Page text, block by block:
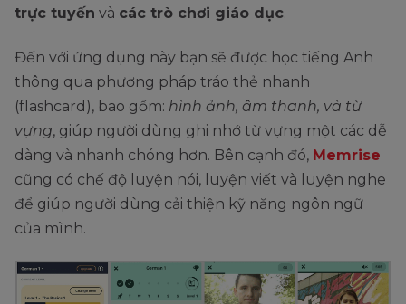
trực tuyến và các trò chơi giáo dục.
Đến với ứng dụng này bạn sẽ được học tiếng Anh
thông qua phương pháp tráo thẻ nhanh
(flashcard), bao gồm: hình ảnh, âm thanh, và từ
vựng, giúp người dùng ghi nhớ từ vựng một các dễ
dàng và nhanh chóng hơn. Bên cạnh đó, Memrise
cũng có chế độ luyện nói, luyện viết và luyện nghe
để giúp người dùng cải thiện kỹ năng ngôn ngữ
của mình.